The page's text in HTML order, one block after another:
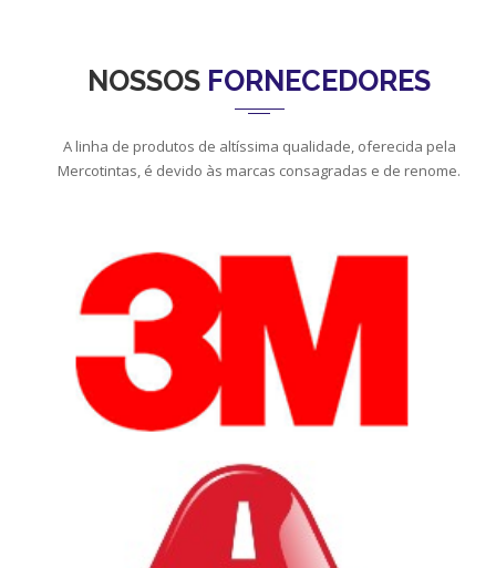
NOSSOS FORNECEDORES
A linha de produtos de altíssima qualidade, oferecida pela
Mercotintas, é devido às marcas consagradas e de renome.